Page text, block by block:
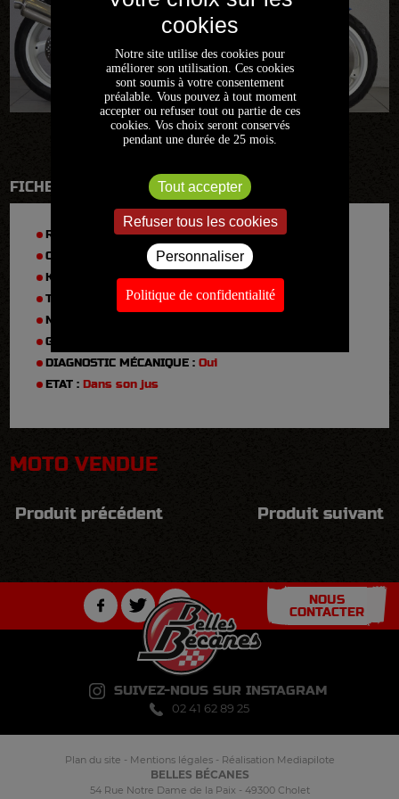
FICHE TECHNIQUE
RÉFÉRENCE :2021FR1187
CYLINDRÉE :
1990
KM :
TYPE :
GSXR 750 GR7A
N° DE SÉRIE :
GARANTIE :
DIAGNOSTIC MÉCANIQUE :Oui
ETAT :Dans son jus
MOTO VENDUE
Produit précédent Produit suivant
NOUS
CONTACTER
SUIVEZ-NOUS SUR INSTAGRAM
02 41 62 89 25
Plan du site - Mentions légales- Réalisation Mediapilote
BELLES BÉCANES
54 Rue Notre Dame de la Paix - 49300 Cholet
Notre site utilise des cookies pour
améliorer son utilisation. Ces cookies
sont soumis à votre consentement
préalable. Vous pouvez à tout moment
accepter ou refuser tout ou partie de ces
cookies. Vos choix seront conservés
pendant une durée de 25 mois.
Tout accepter
Refuser tous les cookies
Personnaliser
Politique de confidentialité